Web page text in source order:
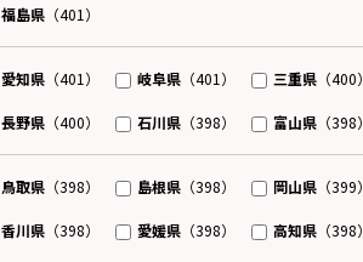
福島県（401）
愛知県（401） 岐阜県（401） 三重県（400）
長野県（400） 石川県（398） 富山県（398）
鳥取県（398） 島根県（398） 岡山県（399）
香川県（398） 愛媛県（398） 高知県（398）